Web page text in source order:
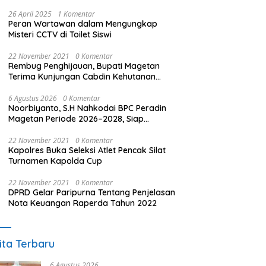
26 April 2025 1 Komentar
Peran Wartawan dalam Mengungkap
Misteri CCTV di Toilet Siswi
22 November 2021 0 Komentar
Rembug Penghijauan, Bupati Magetan
Terima Kunjungan Cabdin Kehutanan
6 Agustus 2026 0 Komentar
Noorbiyanto, S.H Nahkodai BPC Peradin
Magetan Periode 2026–2028, Siap
22 November 2021 0 Komentar
Kapolres Buka Seleksi Atlet Pencak Silat
Turnamen Kapolda Cup
22 November 2021 0 Komentar
DPRD Gelar Paripurna Tentang Penjelasan
Nota Keuangan Raperda Tahun 2022
Terbaru